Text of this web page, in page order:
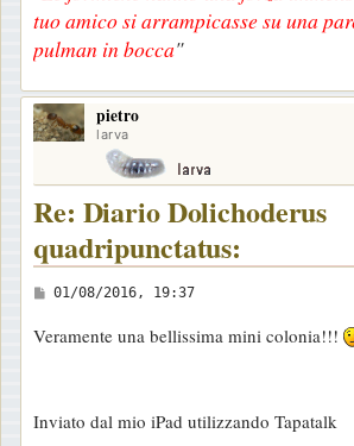
tuo amico si arrampicasse su una
pulman in bocca"
pietro
larva
Re: Diario Dolichoderus
quadripunctatus:
M
s
g
01/08/2016, 19:37
Veramente una bellissima mini colonia!!!
Inviato dal mio iPad utilizzando Tapatalk